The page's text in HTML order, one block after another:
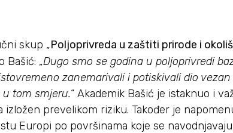
skup „Poljoprivreda u zaštiti prirode i
Bašić: „Dugo smo se godina u poljoprivredi
zanemarivali i potiskivali dio vezan
tom smjeru.“ Akademik Bašić je istaknuo i
prevelikom riziku. Također je
Europi po površinama koje se